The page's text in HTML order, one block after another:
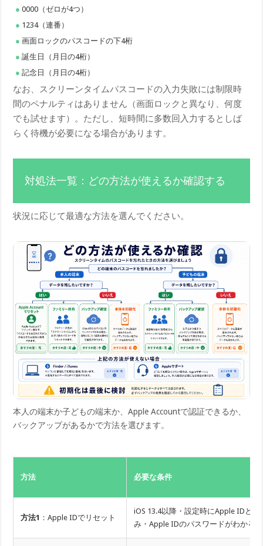
0000（ゼロが4つ）
1234（連番）
画面ロックのパスコードの下4桁
誕生日（月日の4桁）
記念日（月日の4桁）
なお、スクリーンタイムパスコードの入力失敗には制限時
間のペナルティはありません（画面ロックと異なり、何度
でも試せます）。ただし、短時間に多数回入力するとしば
らく待機が必要になる場合があります。
対処法一覧：どの方法が使えるか確認する
状況に応じて最適な方法を選んでください。
本人の端末か子どもの端末か、Apple Accountで認証できるか、
バックアップがあるかで方法を選びます。
方法 必要な条件
方法1 ：Apple IDでリセット
iOS 13.4以降・設定時にApple IDと紐
み・Apple IDのパスワードがわかる